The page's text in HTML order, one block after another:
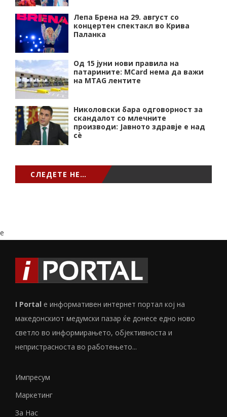
Лепа Брена на 29. август со
концертен спектакл во Крива
Паланка
Од 15 јуни нови правила на
патарините: MCard нема да важи
на MTAG лентите
Николовски бара одговорност за
скандалот со млечните
производи: Јавното здравје е над
сѐ
СЛЕДЕТЕ НЕ…
e
I Portal е информативен интернет портал кој на
македонскиот медумски пазар ќе донесе едно ново
светло во информирањето, објективноста и
непристрасноста во работењето...
Импресум
Маркетинг
За Нас